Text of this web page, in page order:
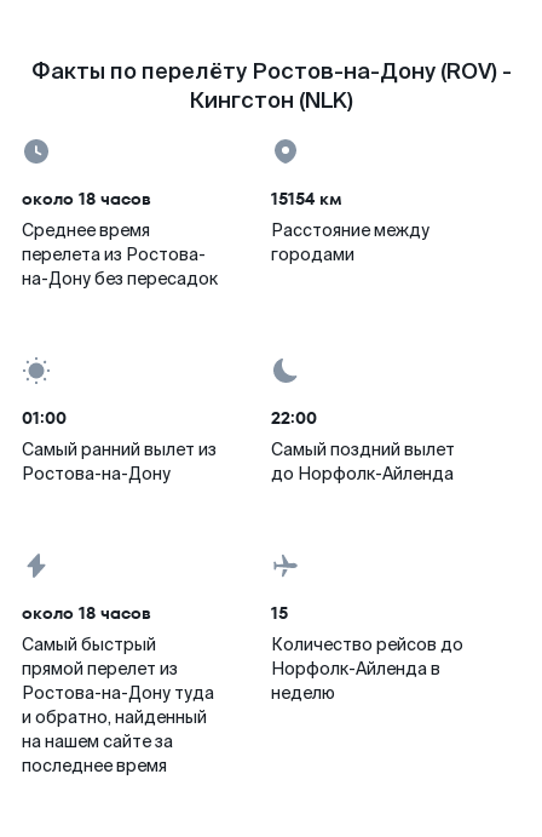
Факты по перелёту Ростов-на-Дону (ROV) -
Кингстон (NLK)
около 18 часов
Среднее время
перелета из Ростова-
на-Дону без пересадок
15154 км
Расстояние между
городами
01:00
Самый ранний вылет из
Ростова-на-Дону
22:00
Самый поздний вылет
до Норфолк-Айленда
около 18 часов
Самый быстрый
прямой перелет из
Ростова-на-Дону туда
и обратно, найденный
на нашем сайте за
последнее время
15
Количество рейсов до
Норфолк-Айленда в
неделю